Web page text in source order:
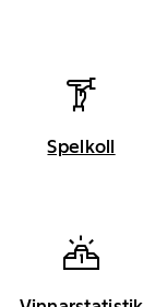
Spelkoll